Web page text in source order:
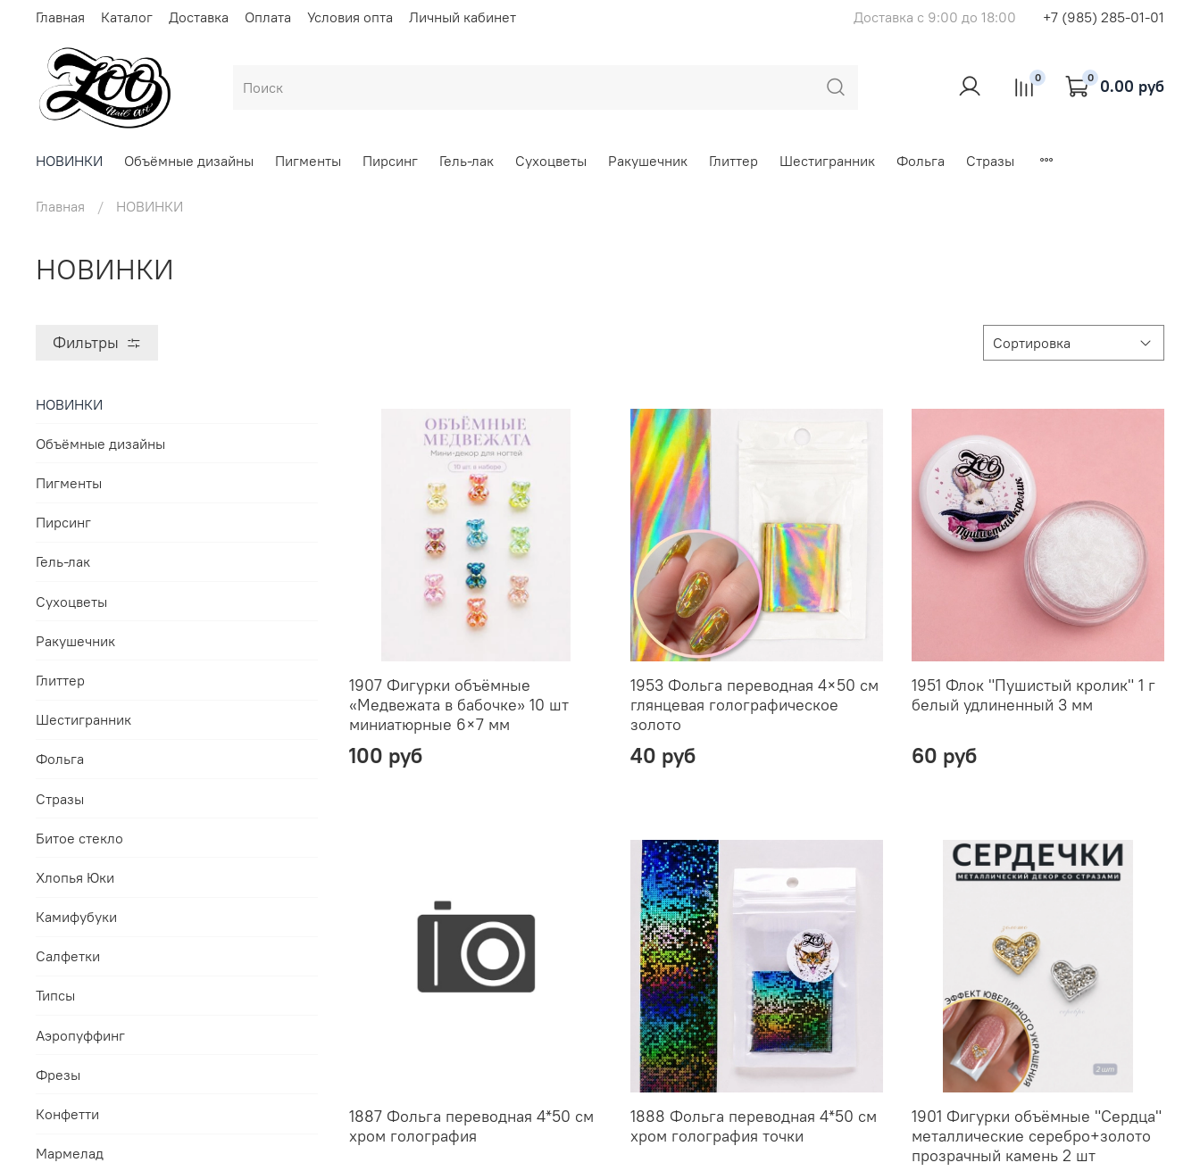
Главная Каталог Доставка Оплата Условия опта Личный кабинет Доставка с 9:00 до 18:00 +7 (985) 285-01-01
0 0 0.00 руб
НОВИНКИ Объёмные дизайны Пигменты Пирсинг Гель-лак Сухоцветы Ракушечник Глиттер Шестигранник Фольга Стразы
Главная НОВИНКИ
НОВИНКИ
Фильтры
1907 Фигурки объёмные
«Медвежата в бабочке» 10 шт
миниатюрные 6×7 мм
100 руб
1953 Фольга переводная 4×50 см
глянцевая голографическое
золото
40 руб
1951 Флок "Пушистый кролик" 1 г
белый удлиненный 3 мм
60 руб
1887 Фольга переводная 4*50 см
хром голография
1888 Фольга переводная 4*50 см
хром голография точки
1901 Фигурки объёмные "Сердца"
металлические серебро+золото
прозрачный камень 2 шт
НОВИНКИ
Объёмные дизайны
Пигменты
Пирсинг
Гель-лак
Сухоцветы
Ракушечник
Глиттер
Шестигранник
Фольга
Стразы
Битое стекло
Хлопья Юки
Камифубуки
Салфетки
Типсы
Аэропуффинг
Фрезы
Конфетти
Мармелад